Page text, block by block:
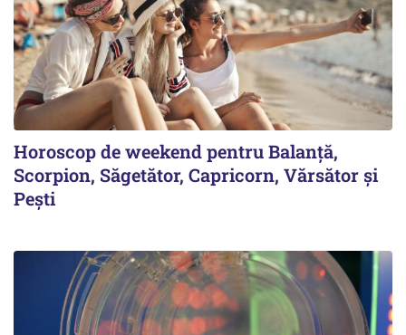
Horoscop de weekend pentru Balanță,
Scorpion, Săgetător, Capricorn, Vărsător și
Pești